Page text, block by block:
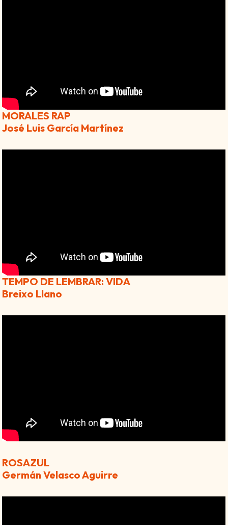
MORALES RAP
José Luis García Martínez
TEMPO DE LEMBRAR: VIDA
Breixo Llano
ROSAZUL
Germán Velasco Aguirre